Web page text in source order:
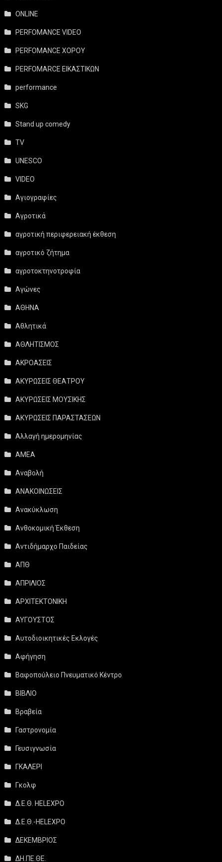
ONLINE
PERFOMANCE VIDEO
PERFOMANCE ΧΟΡΟΥ
PERFOMARCE ΕΙΚΑΣΤΙΚΩΝ
performance
SKG
Stand up comedy
TV
UNESCO
VIDEO
Αγιογραφίες
Αγροτικά
αγροτική περιφερειακή έκθεση
αγροτικό ζήτημα
αγροτοκτηνοτροφία
Αγώνες
ΑΘΗΝΑ
Αθλητικά
ΑΘΛΗΤΙΣΜΟΣ
ΑΚΡΟΑΣΕΙΣ
ΑΚΥΡΩΣΕΙΣ ΘΕΑΤΡΟΥ
ΑΚΥΡΩΣΕΙΣ ΜΟΥΣΙΚΗΣ
ΑΚΥΡΩΣΕΙΣ ΠΑΡΑΣΤΑΣΕΩΝ
Αλλαγή ημερομηνίας
ΑΜΕΑ
Αναβολή
ΑΝΑΚΟΙΝΩΣΕΙΣ
Ανακύκλωση
Ανθοκομική Έκθεση
Αντιδήμαρχο Παιδείας
ΑΠΘ
ΑΠΡΙΛΙΟΣ
ΑΡΧΙΤΕΚΤΟΝΙΚΗ
ΑΥΓΟΥΣΤΟΣ
Αυτοδιοικητικές Εκλογές
Αφήγηση
Βαφοπούλειο Πνευματικό Κέντρο
ΒΙΒΛΙΟ
Βραβεία
Γαστρονομία
Γευσιγνωσία
ΓΚΑΛΕΡΙ
Γκολφ
Δ.Ε.Θ. HELEXPO
Δ.Ε.Θ.-HELEXPO
ΔΕΚΕΜΒΡΙΟΣ
ΔΗ.ΠΕ.ΘΕ.